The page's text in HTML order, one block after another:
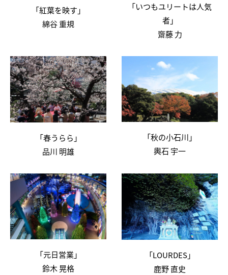
「紅葉を映す」
綿谷 重規
「いつもユリートは人気
者」
齋藤 力
「春うらら」
品川 明雄
「秋の小石川」
輿石 宇一
「元日営業」
鈴木 晃格
「LOURDES」
鹿野 直史